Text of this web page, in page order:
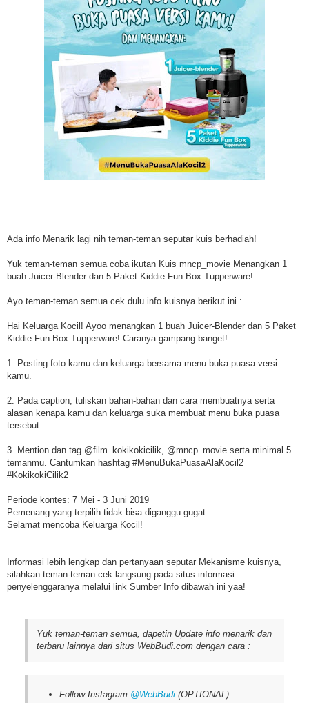
Ada info Menarik lagi nih teman-teman seputar kuis berhadiah!
Yuk teman-teman semua coba ikutan Kuis mncp_movie Menangkan 1
buah Juicer-Blender dan 5 Paket Kiddie Fun Box Tupperware!
Ayo teman-teman semua cek dulu info kuisnya berikut ini :
Hai Keluarga Kocil! Ayoo menangkan 1 buah Juicer-Blender dan 5 Paket
Kiddie Fun Box Tupperware! Caranya gampang banget!
1. Posting foto kamu dan keluarga bersama menu buka puasa versi
kamu.
2. Pada caption, tuliskan bahan-bahan dan cara membuatnya serta
alasan kenapa kamu dan keluarga suka membuat menu buka puasa
tersebut.
3. Mention dan tag @film_kokikokicilik, @mncp_movie serta minimal 5
temanmu. Cantumkan hashtag #MenuBukaPuasaAlaKocil2
#KokikokiCilik2
Periode kontes: 7 Mei - 3 Juni 2019
Pemenang yang terpilih tidak bisa diganggu gugat.
Selamat mencoba Keluarga Kocil!
Informasi lebih lengkap dan pertanyaan seputar Mekanisme kuisnya,
silahkan teman-teman cek langsung pada situs informasi
penyelenggaranya melalui link Sumber Info dibawah ini yaa!
Yuk teman-teman semua, dapetin Update info menarik dan
terbaru lainnya dari situs WebBudi.com dengan cara :
Follow Instagram @WebBudi(OPTIONAL)